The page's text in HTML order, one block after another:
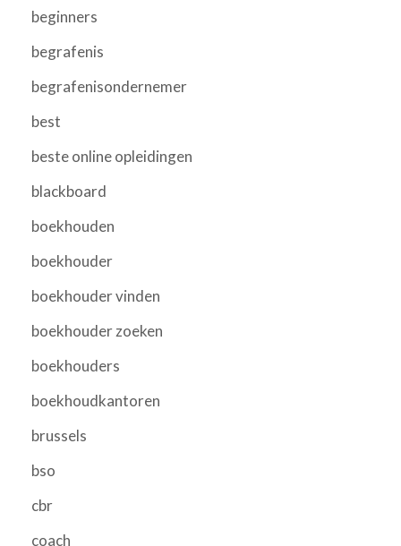
beginners
begrafenis
begrafenisondernemer
best
beste online opleidingen
blackboard
boekhouden
boekhouder
boekhouder vinden
boekhouder zoeken
boekhouders
boekhoudkantoren
brussels
bso
cbr
coach